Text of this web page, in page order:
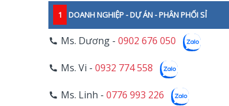
1 DOANH NGHIỆP - DỰ ÁN - PHÂN PHỐI SỈ
Ms. Dương - 0902 676 050
Ms. Vi - 0932 774 558
Ms. Linh - 0776 993 226